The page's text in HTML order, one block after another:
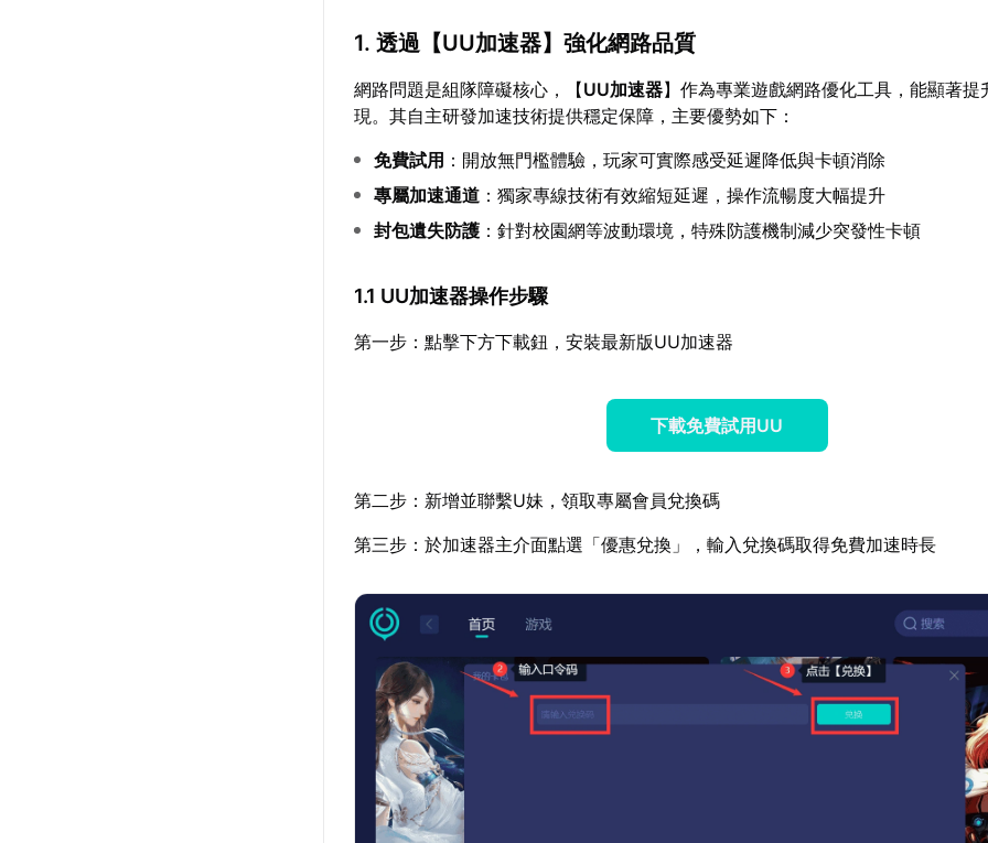
1. 透過【UU加速器】強化網路品質
網路問題是組隊障礙核心，【UU加速器】作為專業遊戲網路優化工具，能顯著提
現。其自主研發加速技術提供穩定保障，主要優勢如下：
免費試用 ：開放無門檻體驗，玩家可實際感受延遲降低與卡頓消除
專屬加速通道 ：獨家專線技術有效縮短延遲，操作流暢度大幅提升
封包遺失防護 ：針對校園網等波動環境，特殊防護機制減少突發性卡頓
1.1 UU加速器操作步驟
第一步：點擊下方下載鈕，安裝最新版UU加速器
下載免費試用UU
第二步：新增並聯繫U妹，領取專屬會員兌換碼
第三步：於加速器主介面點選「優惠兌換」，輸入兌換碼取得免費加速時長